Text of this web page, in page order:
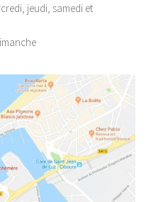
jeudi, samedi et